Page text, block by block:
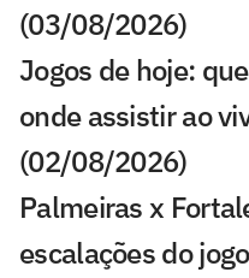
(03/08/2026)
Jogos de hoje:
onde assistir ao
(02/08/2026)
Palmeiras x
escalações do